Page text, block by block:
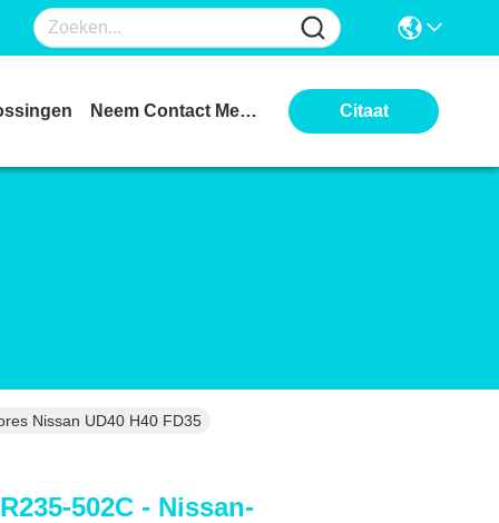
Neem Contact Met Ons Op Citaat
Nissan UD40 H40 FD35
502C - Nissan-